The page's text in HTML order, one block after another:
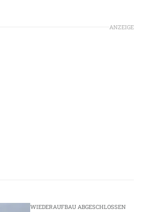
ANZEIGE
WIEDERAUFBAU ABGESCHLOSSEN